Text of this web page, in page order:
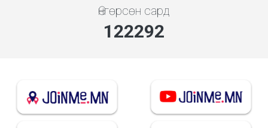
Өнгөрсөн сард
131699